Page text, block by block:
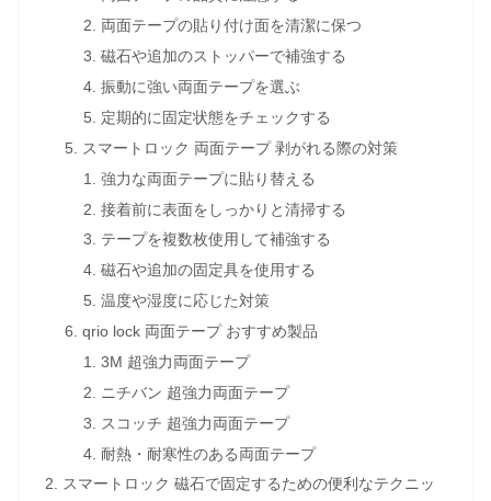
両面テープの貼り付け面を清潔に保つ
磁石や追加のストッパーで補強する
振動に強い両面テープを選ぶ
定期的に固定状態をチェックする
スマートロック 両面テープ 剥がれる際の対策
強力な両面テープに貼り替える
接着前に表面をしっかりと清掃する
テープを複数枚使用して補強する
磁石や追加の固定具を使用する
温度や湿度に応じた対策
qrio lock 両面テープ おすすめ製品
3M 超強力両面テープ
ニチバン 超強力両面テープ
スコッチ 超強力両面テープ
耐熱・耐寒性のある両面テープ
スマートロック 磁石で固定するための便利なテクニッ